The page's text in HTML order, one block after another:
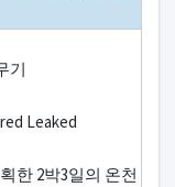
기
Leaked
한 2박3일의 온천